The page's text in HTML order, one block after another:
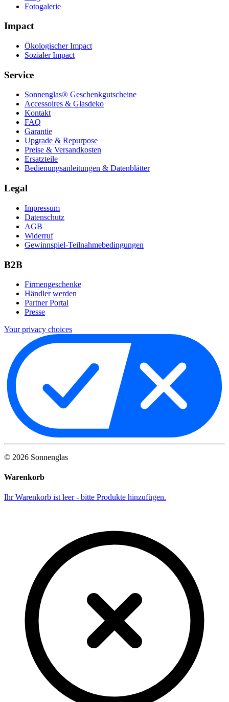
Fotogalerie
Impact
Ökologischer Impact
Sozialer Impact
Service
Sonnenglas® Geschenkgutscheine
Accessoires & Glasdeko
Kontakt
FAQ
Garantie
Upgrade & Repurpose
Preise & Versandkosten
Ersatzteile
Bedienungsanleitungen & Datenblätter
Legal
Impressum
Datenschutz
AGB
Widerruf
Gewinnspiel-Teilnahmebedingungen
B2B
Firmengeschenke
Händler werden
Partner Portal
Presse
Your privacy choices
© 2026 Sonnenglas
Warenkorb
Ihr Warenkorb ist leer - bitte Produkte hinzufügen.